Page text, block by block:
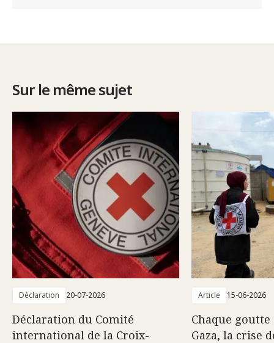
Sur le même sujet
Déclaration 20-07-2026
Déclaration du Comité
international de la Croix-
Article 15-06-2026
Chaque goutte
Gaza, la crise